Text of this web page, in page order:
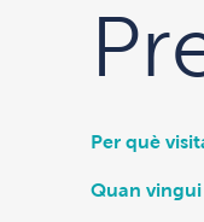
Per què
Quan vingui